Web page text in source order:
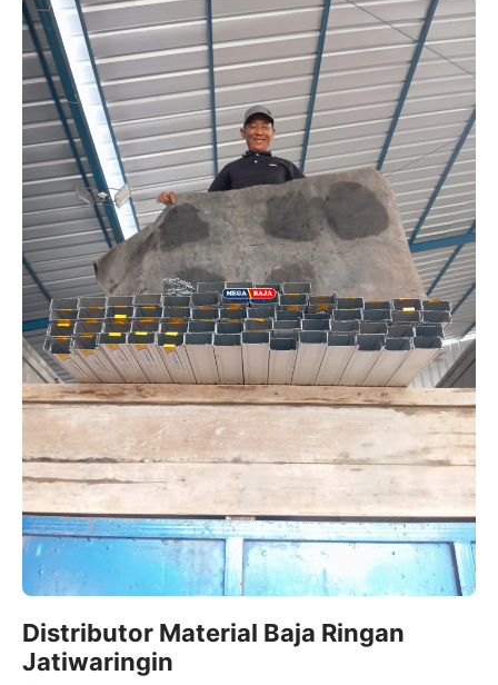
Distributor Material Baja Ringan
Jatiwaringin